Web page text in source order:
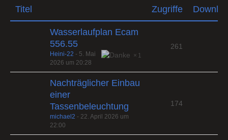
Titel Zugriffe
Wasserlaufplan Ecam
556.55
1
Heini-22 - 5. Mai
2026 um 20:28
261
Nachträglicher Einbau
einer
Tassenbeleuchtung
michael2 - 22. April 2026 um
22:00
174